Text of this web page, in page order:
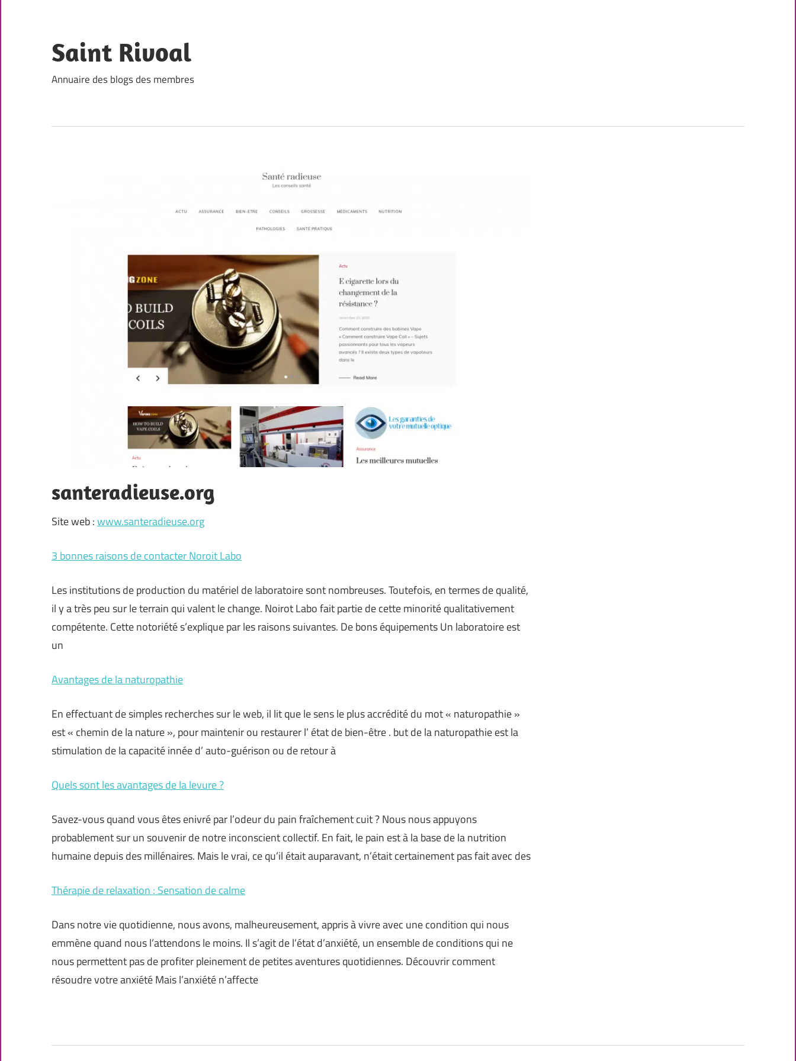
content
Saint Rivoal
Annuaire des blogs des membres
santeradieuse.org
Site web :www.santeradieuse.org
3 bonnes raisons de contacter Noroit Labo
Les institutions de production du matériel de laboratoire sont nombreuses. Toutefois, en termes de qualité,
il y a très peu sur le terrain qui valent le change. Noirot Labo fait partie de cette minorité qualitativement
compétente. Cette notoriété s’explique par les raisons suivantes. De bons équipements Un laboratoire est
un
Avantages de la naturopathie
En effectuant de simples recherches sur le web, il lit que le sens le plus accrédité du mot « naturopathie »
est « chemin de la nature », pour maintenir ou restaurer l’ état de bien-être . but de la naturopathie est la
stimulation de la capacité innée d’ auto-guérison ou de retour à
Quels sont les avantages de la levure ?
Savez-vous quand vous êtes enivré par l’odeur du pain fraîchement cuit ? Nous nous appuyons
probablement sur un souvenir de notre inconscient collectif. En fait, le pain est à la base de la nutrition
humaine depuis des millénaires. Mais le vrai, ce qu’il était auparavant, n’était certainement pas fait avec des
Thérapie de relaxation : Sensation de calme
Dans notre vie quotidienne, nous avons, malheureusement, appris à vivre avec une condition qui nous
emmène quand nous l’attendons le moins. Il s’agit de l’état d’anxiété, un ensemble de conditions qui ne
nous permettent pas de profiter pleinement de petites aventures quotidiennes. Découvrir comment
résoudre votre anxiété Mais l’anxiété n’affecte